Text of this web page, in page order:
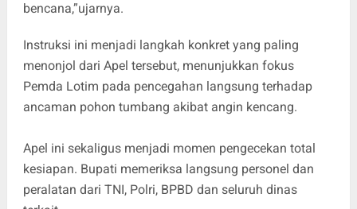
bencana,”ujarnya.
​Instruksi ini menjadi langkah konkret yang paling
menonjol dari Apel tersebut, menunjukkan fokus
Pemda Lotim pada pencegahan langsung terhadap
ancaman pohon tumbang akibat angin kencang.
​Apel ini sekaligus menjadi momen pengecekan total
kesiapan. Bupati memeriksa langsung personel dan
peralatan dari TNI, Polri, BPBD dan seluruh dinas